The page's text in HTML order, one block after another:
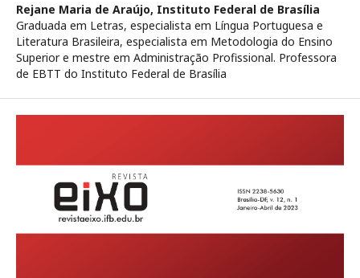
Rejane Maria de Araújo, Instituto Federal de Brasília
Graduada em Letras, especialista em Língua Portuguesa e
Literatura Brasileira, especialista em Metodologia do Ensino
Superior e mestre em Administração Profissional. Professora
de EBTT do Instituto Federal de Brasília